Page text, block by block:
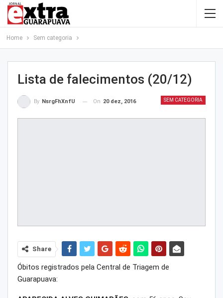
Home Sem categoria
Lista de falecimentos (20/12)
SEM CATEGORIA
By NsrgFhXnfU On 20 dez, 2016
Share
Óbitos registrados pela Central de Triagem de
Guarapuava: